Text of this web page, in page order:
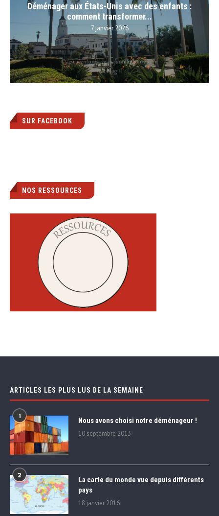
Déménager aux États-Unis avec des enfants :
comment transformer...
7 janvier 2026
SUR FACEBOOK
NOS RESSOURCES
ARTICLES LES PLUS LUS DE LA SEMAINE
1 Nous avons choisi notre déménageur !
10 septembre 2013
2
La carte du monde vue depuis différents
pays
18 janvier 2016